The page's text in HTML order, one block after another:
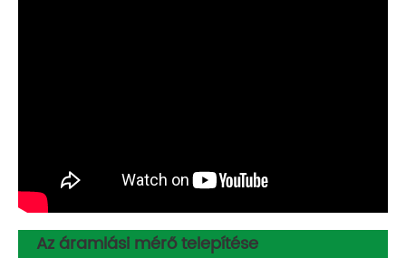
Az áramlási mérő telepítése